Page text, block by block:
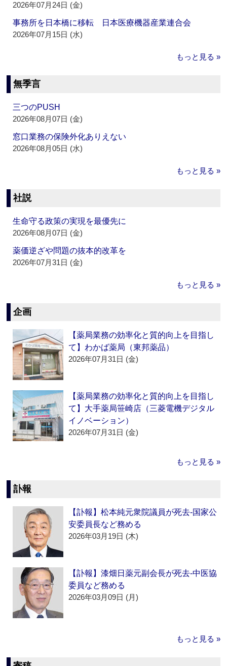
2026年07月24日 (金)
事務所を日本橋に移転 日本医療機器産業連合会
2026年07月15日 (水)
もっと見る »
無季言
三つのPUSH
2026年08月07日 (金)
窓口業務の保険外化ありえない
2026年08月05日 (水)
もっと見る »
社説
生命守る政策の実現を最優先に
2026年08月07日 (金)
薬価逆ざや問題の抜本的改革を
2026年07月31日 (金)
もっと見る »
企画
【薬局業務の効率化と質的向上を目指し
て】わかば薬局（東邦薬品）
2026年07月31日 (金)
【薬局業務の効率化と質的向上を目指し
て】大手薬局笹崎店（三菱電機デジタル
イノベーション）
2026年07月31日 (金)
もっと見る »
訃報
【訃報】松本純元衆院議員が死去‐国家公
安委員長など務める
2026年03月19日 (木)
【訃報】漆畑日薬元副会長が死去‐中医協
委員など務める
2026年03月09日 (月)
もっと見る »